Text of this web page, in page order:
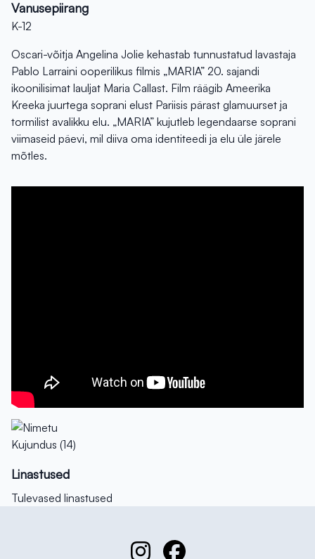
Vanusepiirang
K-12
Oscari-võitja Angelina Jolie kehastab tunnustatud lavastaja
Pablo Larraini ooperilikus filmis „MARIA” 20. sajandi
ikoonilisimat lauljat Maria Callast. Film räägib Ameerika
Kreeka juurtega soprani elust Pariisis pärast glamuurset ja
tormilist avalikku elu. „MARIA” kujutleb legendaarse soprani
viimaseid päevi, mil diiva oma identiteedi ja elu üle järele
mõtles.
Linastused
Tulevased linastused